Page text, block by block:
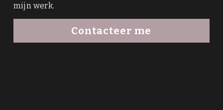
mijn werk.
Contacteer me